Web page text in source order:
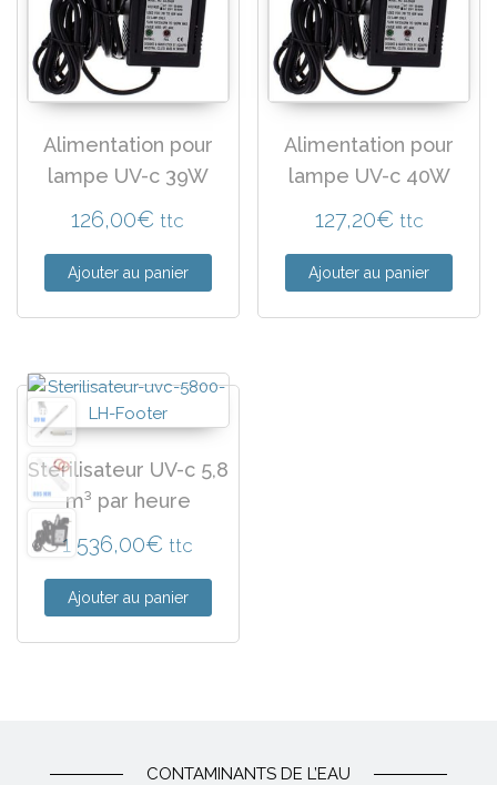
Alimentation pour
lampe UV-c 39W
126,00€ ttc
Ajouter au panier
Alimentation pour
lampe UV-c 40W
127,20€ ttc
Ajouter au panier
Stérilisateur UV-c 5,8
m³ par heure
1 536,00€ ttc
Ajouter au panier
CONTAMINANTS DE L’EAU